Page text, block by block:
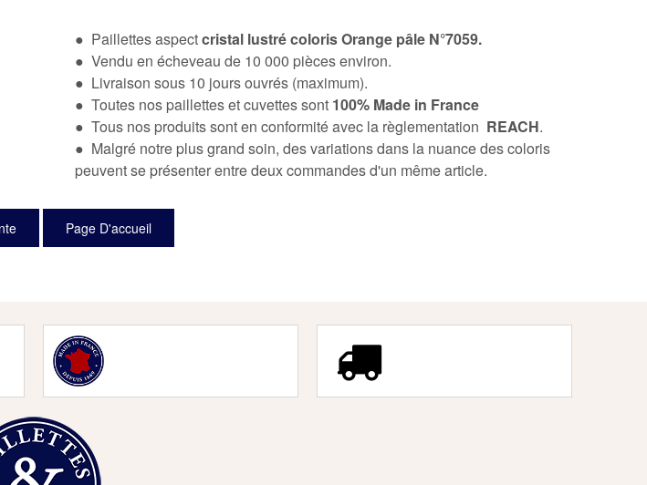
● Paillettes aspectcristal lustré coloris Orange pâle N°7059.
● Vendu en écheveau de 10 000 pièces environ.
● Livraison sous 10 jours ouvrés (maximum).
● Toutes nos paillettes et cuvettes sont 100% Made in France
● Tous nos produits sont en conformité avec la règlementation REACH.
● Malgré notre plus grand soin, des variations dans la nuance des coloris
peuvent se présenter entre deux commandes d'un même article.